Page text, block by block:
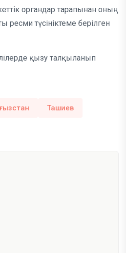
органдар тарапынан оның
түсініктеме берілген
қызу талқыланып
Ташиев